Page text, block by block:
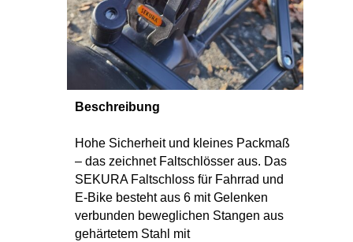
Beschreibung
Hohe Sicherheit und kleines Packmaß
– das zeichnet Faltschlösser aus. Das
SEKURA Faltschloss für Fahrrad und
E-Bike besteht aus 6 mit Gelenken
verbunden beweglichen Stangen aus
gehärtetem Stahl mit